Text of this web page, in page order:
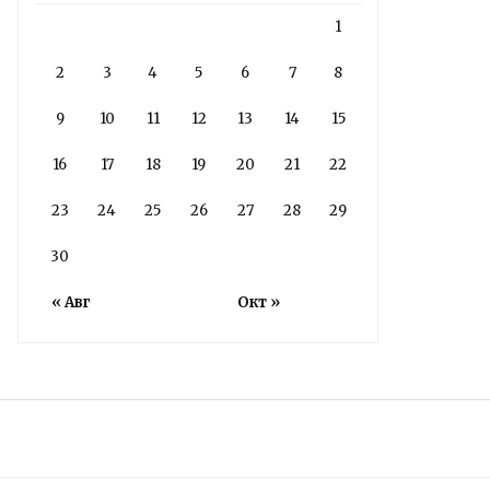
« Авг Окт »
1
2 3 4 5 6 7 8
9 10 11 12 13 14 15
16 17 18 19 20 21 22
23 24 25 26 27 28 29
30